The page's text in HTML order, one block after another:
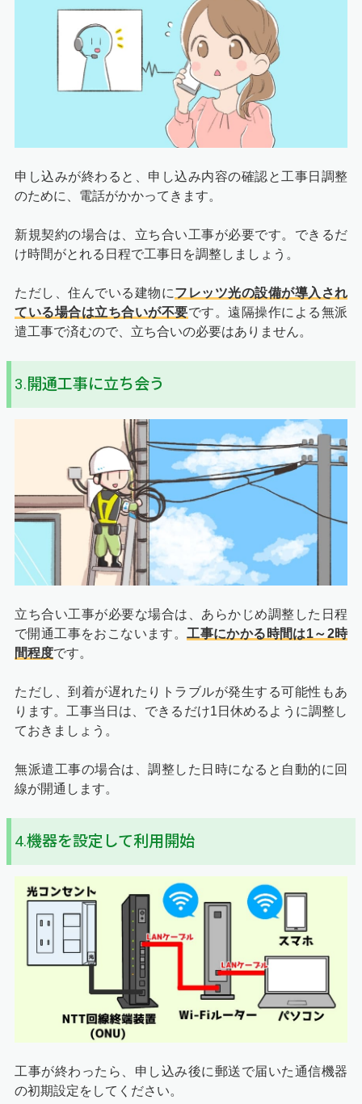
申し込みが終わると、申し込み内容の確認と工事日調整
のために、電話がかかってきます。
新規契約の場合は、立ち合い工事が必要です。できるだ
け時間がとれる日程で工事日を調整しましょう。
ただし、住んでいる建物にフレッツ光の設備が導入され
ている場合は立ち合いが不要です。遠隔操作による無派
遣工事で済むので、立ち合いの必要はありません。
3.開通工事に立ち会う
立ち合い工事が必要な場合は、あらかじめ調整した日程
で開通工事をおこないます。工事にかかる時間は1～2時
間程度です。
ただし、到着が遅れたりトラブルが発生する可能性もあ
ります。工事当日は、できるだけ1日休めるように調整し
ておきましょう。
無派遣工事の場合は、調整した日時になると自動的に回
線が開通します。
4.機器を設定して利用開始
工事が終わったら、申し込み後に郵送で届いた通信機器
の初期設定をしてください。